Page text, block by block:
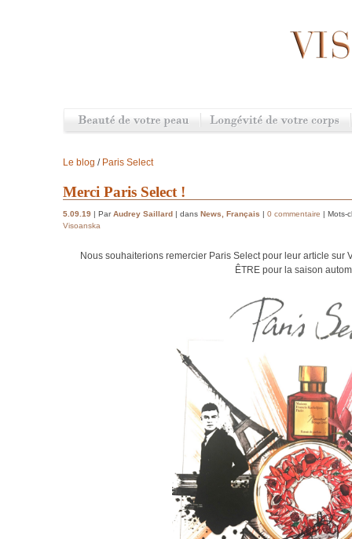
Le blog / Paris Select
Merci Paris Select !
5.09.19 | ParAudrey Saillard | dans News, Français | 0 commentaire | Mots-
Visoanska
Nous souhaiterions remercier Paris Select pour leur article sur
ÊTRE pour la saison